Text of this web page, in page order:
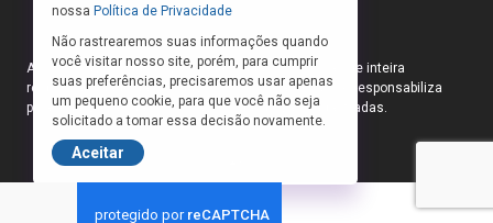
As informações das peças cadastradas no site são de inteira
responsabilidade das produções. O Infoteatro não se responsabiliza
pela atualização das informações das peças cadastradas.
nossa Política de Privacidade
Não rastrearemos suas informações quando
você visitar nosso site, porém, para cumprir
suas preferências, precisaremos usar apenas
um pequeno cookie, para que você não seja
solicitado a tomar essa decisão novamente.
Aceitar